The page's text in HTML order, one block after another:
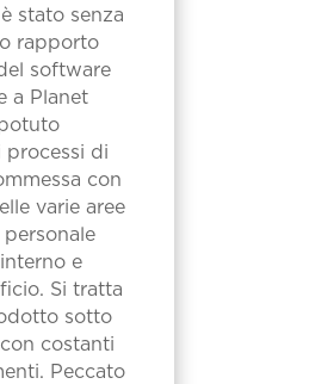
stato senza
rapporto
software
a Planet
processi di
con
varie aree
e
Si tratta
sotto
costanti
Peccato